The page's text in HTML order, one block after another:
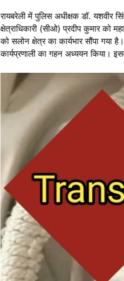
रायबरेली में पुलिस अधीक्षक डॉ.
क्षेत्राधिकारी (सीओ) प्रदीप कुमार को
को सलोन क्षेत्र का कार्यभार सौंपा
कार्यप्रणाली का गहन अध्ययन किया।